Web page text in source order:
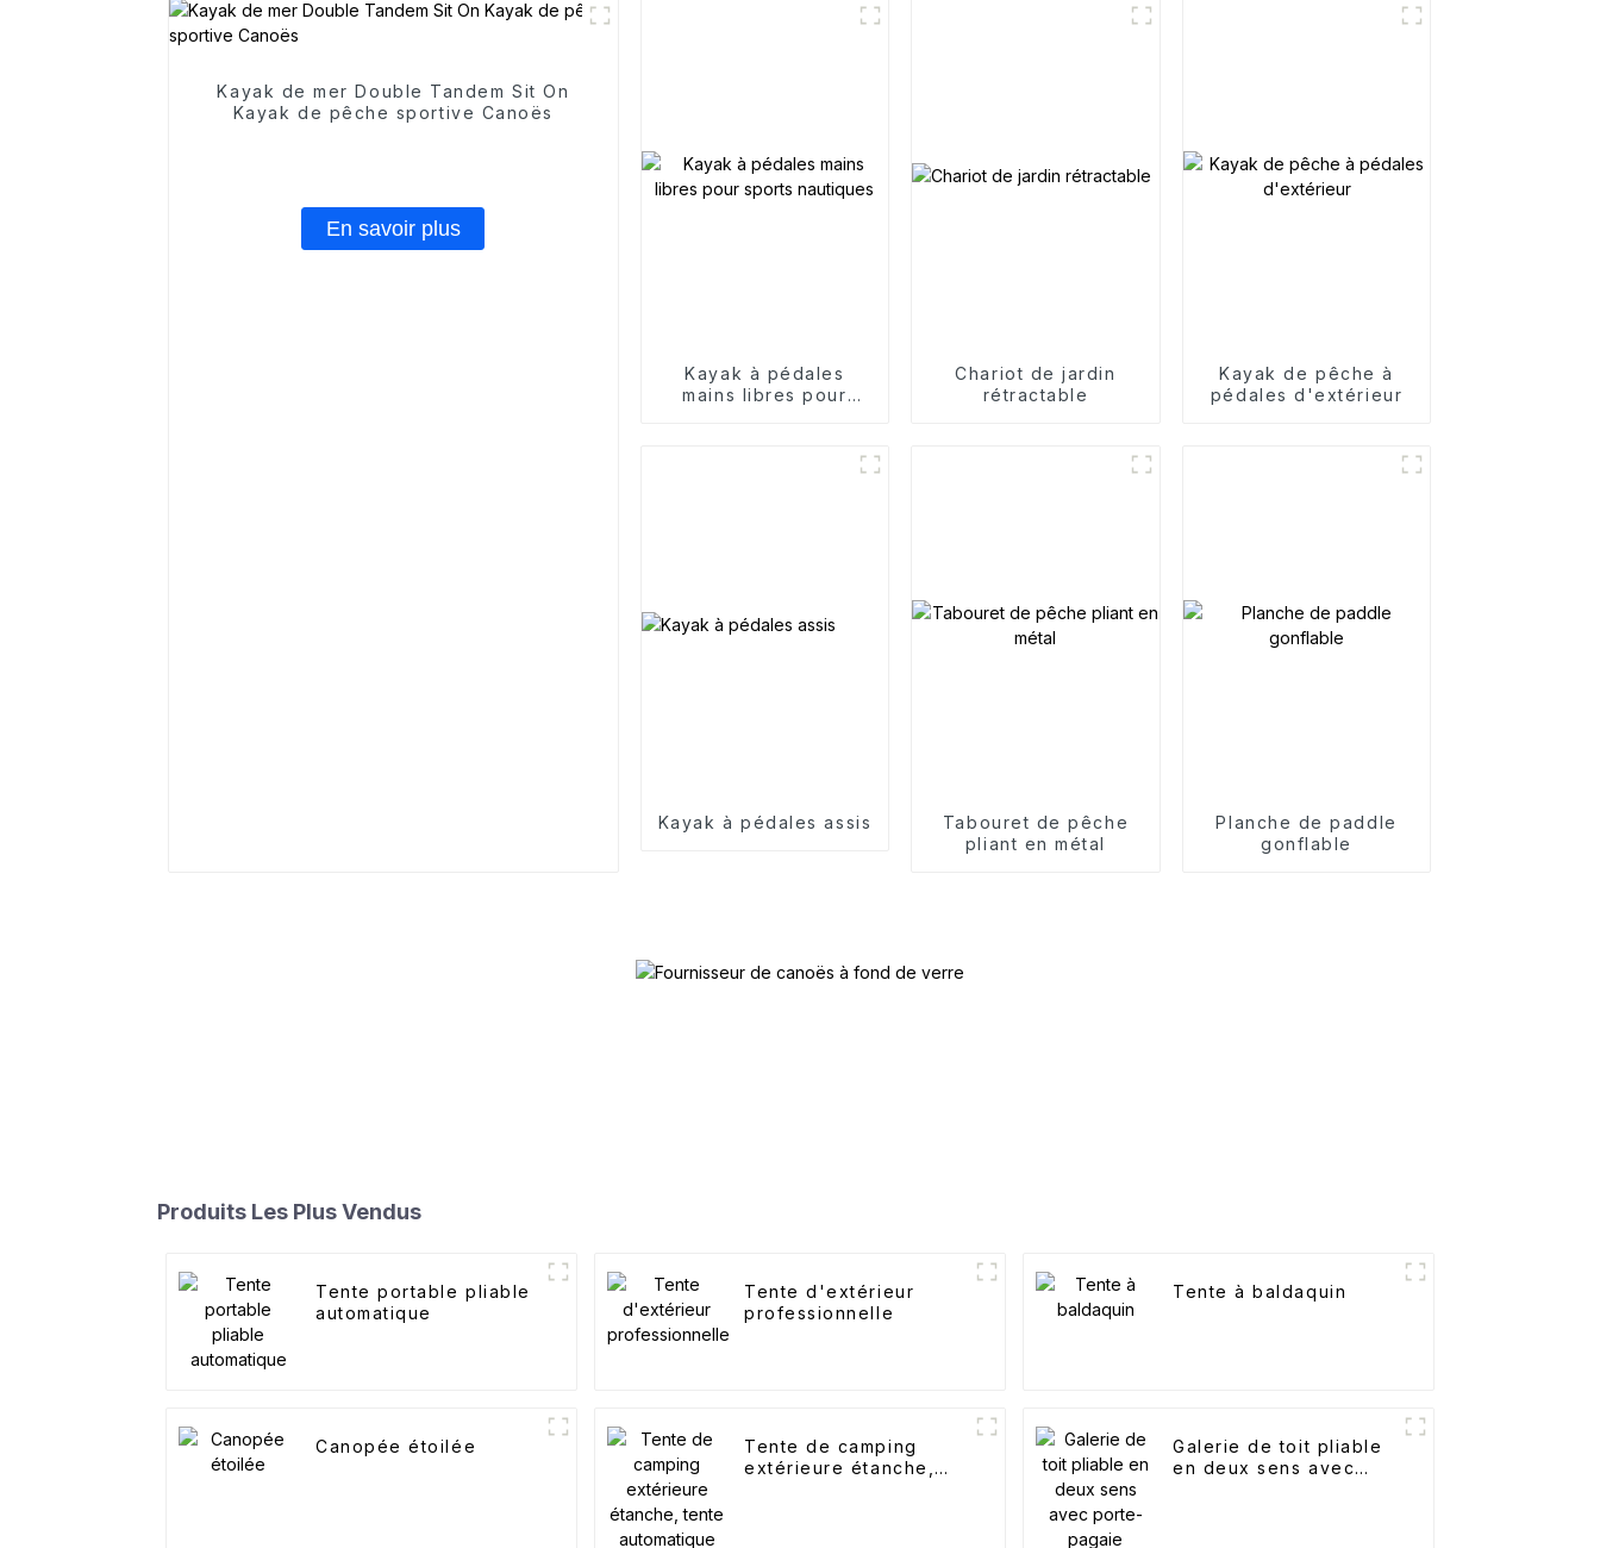
Kayak de mer Double Tandem Sit On
Kayak de pêche sportive Canoës
En savoir plus
Kayak à pédales
mains libres pour
Chariot de jardin
rétractable
Kayak de pêche à
pédales d'extérieur
Kayak à pédales assis
Tabouret de pêche
pliant en métal
Planche de paddle
gonflable
Produits Les Plus Vendus
Tente portable pliable
automatique
Tente d'extérieur
professionnelle
Tente à baldaquin
Canopée étoilée
Tente de camping
extérieure étanche,
Galerie de toit pliable
en deux sens avec